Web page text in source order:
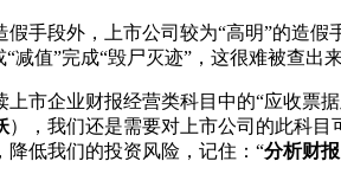
手段外，上市公司较为“高明”的造
值”完成“毁尸灭迹”，这很难被查出来
市企业财报经营类科目中的“应收票
），我们还是需要对上市公司的此科
低我们的投资风险，记住：“分析财